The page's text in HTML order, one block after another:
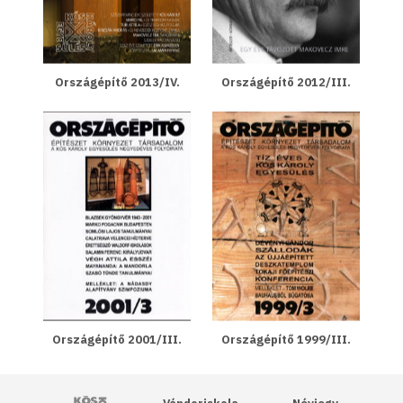
Országépítő 2013/IV. Országépítő 2012/III.
Országépítő 2001/III. Országépítő 1999/III.